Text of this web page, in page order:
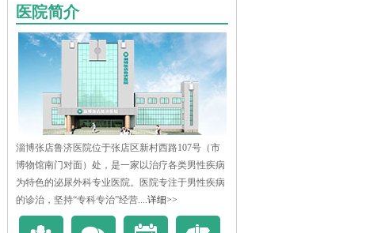
医院简介
淄博张店鲁济医院位于张店区新村西路107号（市
博物馆南门对面）处，是一家以治疗各类男性疾病
为特色的泌尿外科专业医院。医院专注于男性疾病
的诊治，坚持“专科专治”经营....详细>>